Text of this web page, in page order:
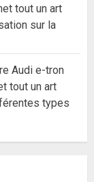
tout un art
sur la
Audi e-tron
tout un art
types